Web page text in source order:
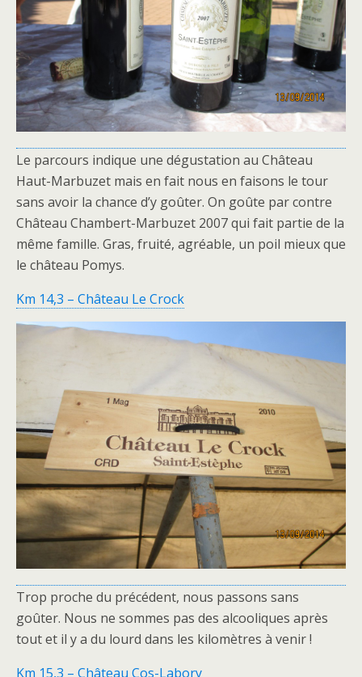
Le parcours indique une dégustation au Château
Haut-Marbuzet mais en fait nous en faisons le tour
sans avoir la chance d’y goûter. On goûte par contre
Château Chambert-Marbuzet 2007 qui fait partie de la
même famille. Gras, fruité, agréable, un poil mieux que
le château Pomys.
Km 14,3 – Château Le Crock
Trop proche du précédent, nous passons sans
goûter. Nous ne sommes pas des alcooliques après
tout et il y a du lourd dans les kilomètres à venir !
Km 15,3 – Château Cos-Labory